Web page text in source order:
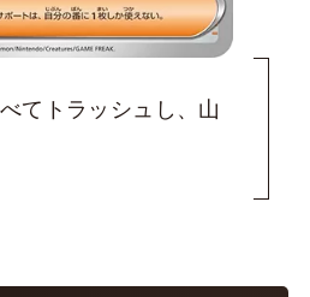
てトラッシュし、山